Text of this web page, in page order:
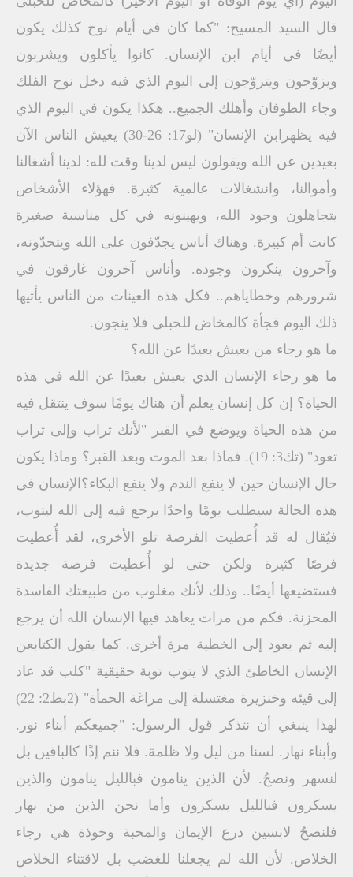
قال السيد المسيح: "كما كان في أيام نوح كذلك يكون
أيضًا في أيام ابن الإنسان. كانوا يأكلون ويشربون
ويزوّجون ويتزوّجون إلى اليوم الذي فيه دخل نوح الفلك
وجاء الطوفان وأهلك الجميع.. هكذا يكون في اليوم الذي
فيه يظهرابن الإنسان" (لو17: 26-30) يعيش الناس الآن
بعيدين عن الله ويقولون ليس لدينا وقت لله: لدينا أشغالنا
وأموالنا، وانشغالات عالمية كثيرة. فهؤلاء الأشخاص
يتجاهلون وجود الله، ويهينونه في كل مناسبة صغيرة
كانت أم كبيرة. وهناك أناس يجدّفون على الله ويتحدّونه،
وآخرون ينكرون وجوده. وأناس آخرون غارقون في
شرورهم وخطاياهم.. فكل هذه العينات من الناس يأتيها
ذلك اليوم فجأة كالمخاض للحبلى فلا ينجون.
ما هو رجاء من يعيش بعيدًا عن الله؟
ما هو رجاء الإنسان الذي يعيش بعيدًا عن الله في هذه
الحياة؟ إن كل إنسان يعلم أن هناك يومًا سوف ينتقل فيه
من هذه الحياة ويوضع في القبر "لأنك تراب وإلى تراب
تعود" (تك3: 19). فماذا بعد الموت وبعد القبر؟ وماذا يكون
حال الإنسان حين لا ينفع الندم ولا ينفع البكاء؟الإنسان في
هذه الحالة سيطلب يومًا واحدًا يرجع فيه إلى الله ليتوب،
فيُقال له قد أُعطيت الفرصة تلو الأخرى، لقد أُعطيت
فرصًا كثيرة ولكن حتى لو أُعطيت فرصة جديدة
فستضيعها أيضًا.. وذلك لأنك مغلوب من طبيعتك الفاسدة
المحزنة. فكم من مرات يعاهد فيها الإنسان الله أن يرجع
إليه ثم يعود إلى الخطية مرة أخرى. كما يقول الكتابعن
الإنسان الخاطئ الذي لا يتوب توبة حقيقية "كلب قد عاد
إلى قيئه وخنزيرة مغتسلة إلى مراغة الحمأة" (2بط2: 22)
لهذا ينبغي أن نتذكر قول الرسول: "جميعكم أبناء نور.
وأبناء نهار. لسنا من ليل ولا ظلمة. فلا ننم إذًا كالباقين بل
لنسهر ونصحُ. لأن الذين ينامون فبالليل ينامون والذين
يسكرون فبالليل يسكرون وأما نحن الذين من نهار
فلنصحُ لابسين درع الإيمان والمحبة وخوذة هي رجاء
الخلاص. لأن الله لم يجعلنا للغضب بل لاقتناء الخلاص